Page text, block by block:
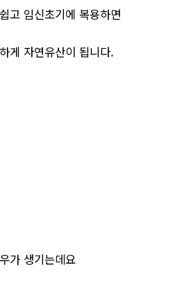
고 임신초기에 복용하면
게 자연유산이 됩니다.
가 생기는데요